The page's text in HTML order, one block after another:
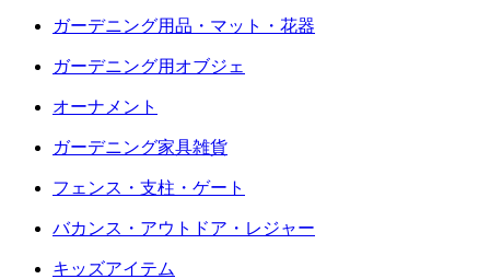
ガーデニング用品・マット・花器
ガーデニング用オブジェ
オーナメント
ガーデニング家具雑貨
フェンス・支柱・ゲート
バカンス・アウトドア・レジャー
キッズアイテム